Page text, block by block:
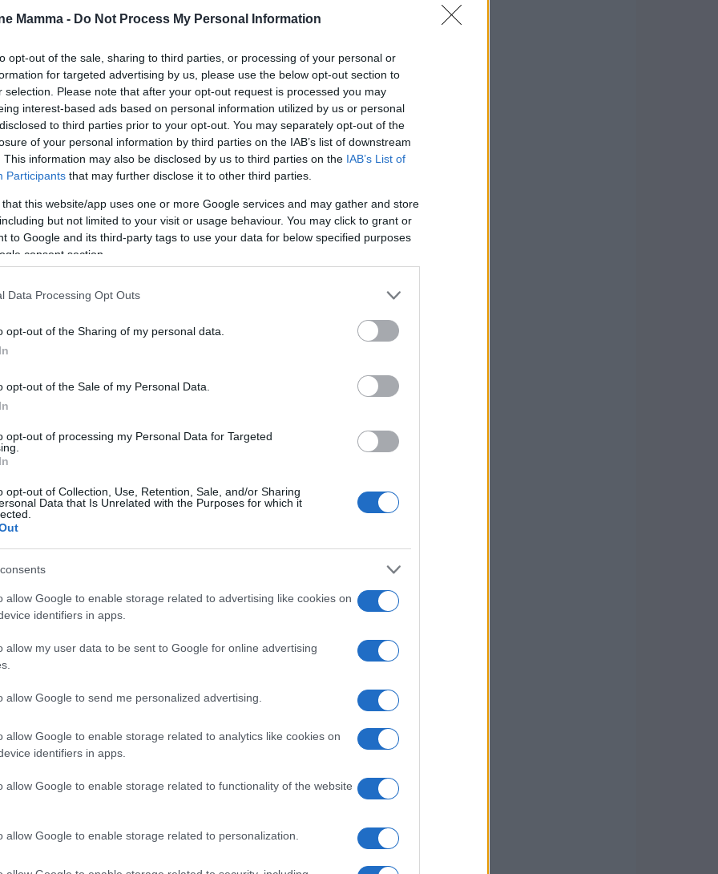
Mamma - Do Not Process My Personal Information
opt-out of the sale, sharing to third parties, or processing of your personal or
for targeted advertising by us, please use the below opt-out section to
selection. Please note that after your opt-out request is processed you may
interest-based ads based on personal information utilized by us or personal
to third parties prior to your opt-out. You may separately opt-out of the
of your personal information by third parties on the IAB’s list of downstream
This information may also be disclosed by us to third parties on the IAB’s List of
Participants that may further disclose it to other third parties.
that this website/app uses one or more Google services and may gather and store
but not limited to your visit or usage behaviour. You may click to grant or
to Google and its third-party tags to use your data for below specified purposes
consent section.
Data Processing Opt Outs
opt-out of the Sharing of my personal data.
opt-out of the Sale of my Personal Data.
opt-out of processing my Personal Data for Targeted
opt-out of Collection, Use, Retention, Sale, and/or Sharing
Data that Is Unrelated with the Purposes for which it
allow Google to enable storage related to advertising like cookies on
identifiers in apps.
allow my user data to be sent to Google for online advertising
allow Google to send me personalized advertising.
allow Google to enable storage related to analytics like cookies on
identifiers in apps.
allow Google to enable storage related to functionality of the website
allow Google to enable storage related to personalization.
l’
con suggerimenti pratici su come
priorità.
per chi è già seguito altrove e desidera
per chi decide di iniziare il percorso a
indicazioni su visite specifiche, la presenza
del sangue del cordone ombelicale, oltre
di accesso
la prima fase prevede una valutazione
valuta i
centri e si vuole la
la dicitura specifica: si consiglia di fissare
e la 38ª settimana. Questo passaggio
l’organizzazione del parto.
al parto
taglio cesareoda strutture esterne, occorre
del parto” con impegnativa: la